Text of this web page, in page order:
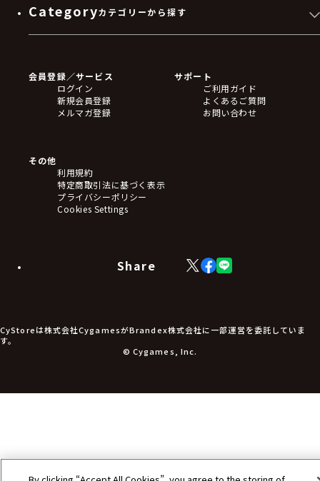
Categoryカテゴリーから探す
フィギュア
アクリルスタンド
バッジ
キーホルダー・ストラップ
ステッカー・シール・カード
タペストリー・ポスター
アームサポーター
ブレードホルダー
食品・飲料品
アパレル小物
アクセサリー
会員登録／サービス
ログイン
新規会員登録
メルマガ登録
サポート
ご利用ガイド
よくあるご質問
お問い合わせ
その他
利用規約
特定商取引法に基づく表示
プライバシーポリシー
Cookies Settings
Share
X
(Twitter)
Facebook
LINE
CyStoreは株式会社CygamesがBrandex株式会社に一部運営を委託していま
す。
© Cygames, Inc.